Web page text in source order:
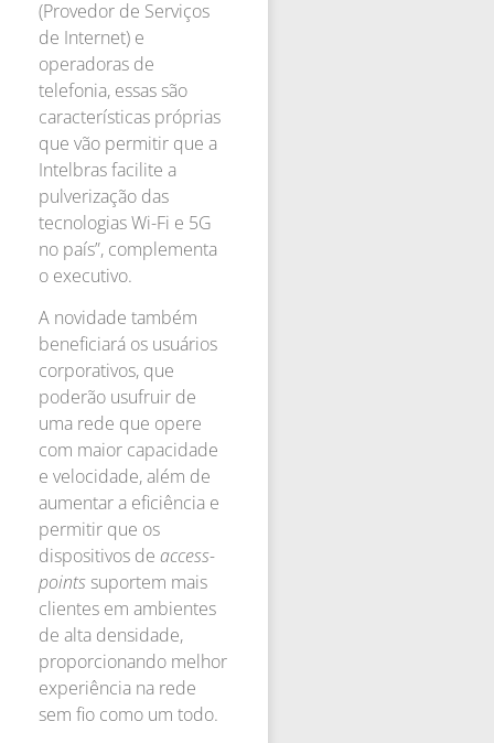
(Provedor de Serviços
de Internet) e
operadoras de
telefonia, essas são
características próprias
que vão permitir que a
Intelbras facilite a
pulverização das
tecnologias Wi-Fi e 5G
no país”, complementa
o executivo.
A novidade também
beneficiará os usuários
corporativos, que
poderão usufruir de
uma rede que opere
com maior capacidade
e velocidade, além de
aumentar a eficiência e
permitir que os
dispositivos de access-
points suportem mais
clientes em ambientes
de alta densidade,
proporcionando melhor
experiência na rede
sem fio como um todo.